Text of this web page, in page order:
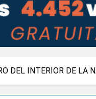
DEL INTERIOR DE LA